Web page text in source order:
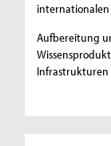
Aufbereitung
Infrastrukturen